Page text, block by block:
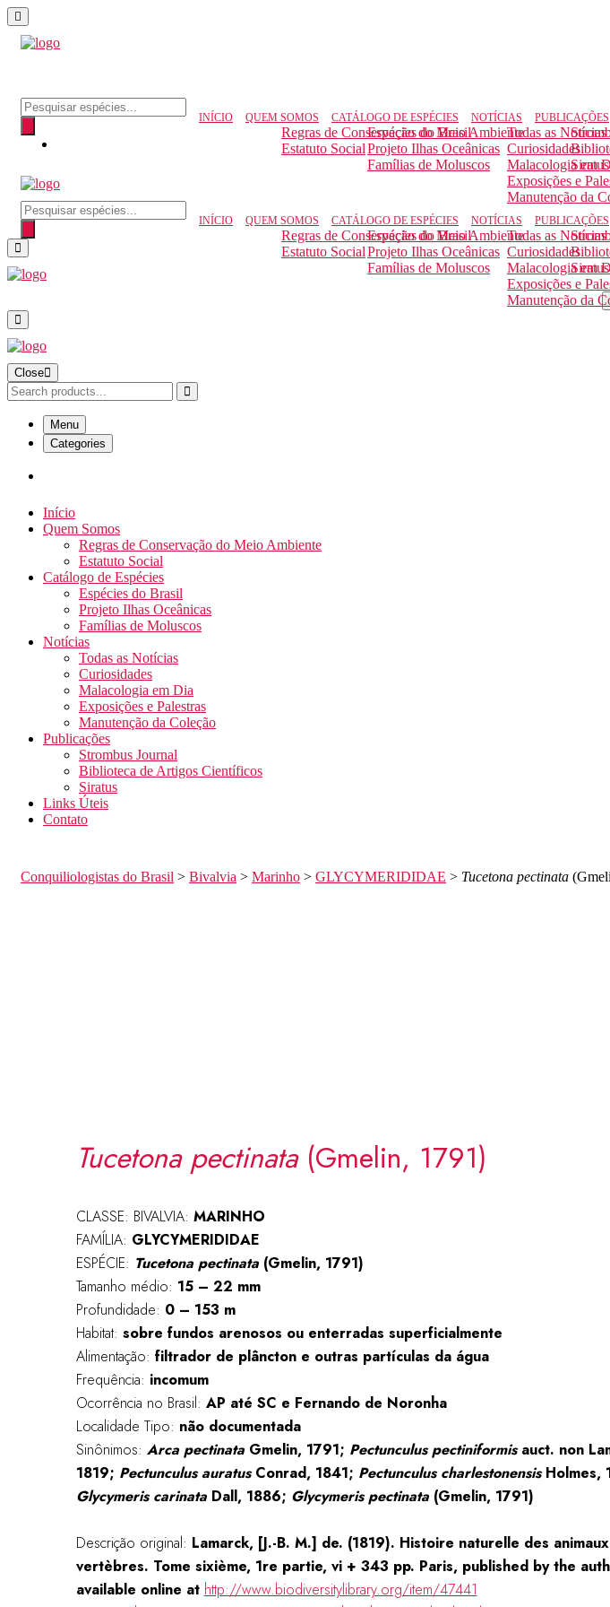
Pesquisar produtos
INÍCIO QUEM SOMOS
Regras de Conservação do Meio Ambiente
Estatuto Social
CATÁLOGO DE ESPÉCIES
Espécies do Brasil
Projeto Ilhas Oceânicas
Famílias de Moluscos
NOTÍCIAS
Todas as Notícias
Curiosidades
Malacologia em
Exposições e
Manutenção da
PUBLICAÇÕES
Siratus
Pesquisar produtos
INÍCIO QUEM SOMOS
Regras de Conservação do Meio Ambiente
Estatuto Social
CATÁLOGO DE ESPÉCIES
Espécies do Brasil
Projeto Ilhas Oceânicas
Famílias de Moluscos
NOTÍCIAS
Todas as Notícias
Curiosidades
Malacologia em
Exposições e
Manutenção da
PUBLICAÇÕES
Siratus
Close
Menu
Categories
Início
Quem Somos
Regras de Conservação do Meio Ambiente
Estatuto Social
Catálogo de Espécies
Espécies do Brasil
Projeto Ilhas Oceânicas
Famílias de Moluscos
Notícias
Todas as Notícias
Curiosidades
Malacologia em Dia
Exposições e Palestras
Manutenção da Coleção
Publicações
Strombus Journal
Biblioteca de Artigos Científicos
Siratus
Links Úteis
Contato
Conquiliologistas do Brasil > Bivalvia > Marinho > GLYCYMERIDIDAE > Tucetona pectinata
Tucetona pectinata(Gmelin, 1791)
CLASSE: BIVALVIA: MARINHO
FAMÍLIA: GLYCYMERIDIDAE
ESPÉCIE: Tucetona pectinata(Gmelin, 1791)
Tamanho médio: 15 – 22 mm
Profundidade: 0 – 153 m
Habitat: sobre fundos arenosos ou enterradas superficialmente
Alimentação: filtrador de plâncton e outras partículas da água
Frequência: incomum
Ocorrência no Brasil: AP até SC e Fernando de Noronha
Localidade Tipo: não documentada
Sinônimos: Arca pectinataGmelin, 1791; Pectunculus pectiniformisauct. non
1819; Pectunculus auratusConrad, 1841; Pectunculus charlestonensisHolmes,
Glycymeris carinataDall, 1886; Glycymeris pectinata(Gmelin, 1791)
Descrição original: Lamarck, [J.-B. M.] de. (1819). Histoire naturelle des
vertèbres. Tome sixième, 1re partie, vi + 343 pp. Paris, published by the
available online at http://www.biodiversitylibrary.org/item/47441